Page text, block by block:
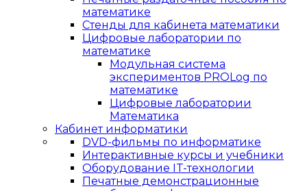
математике
Стенды для кабинета математики
Цифровые лаборатории по
математике
Модульная система
экспериментов PROLog по
математике
Цифровые лаборатории
Математика
Кабинет информатики
DVD-фильмы по информатике
Интерактивные курсы и учебники
Оборудование IT-технологии
Печатные демонстрационные